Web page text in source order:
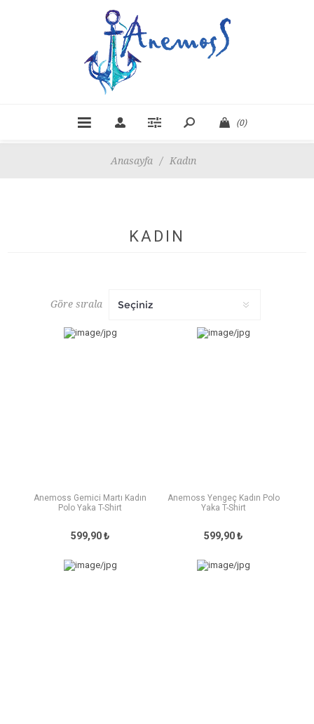
(0)
Anasayfa / Kadın
KADIN
Göre sırala
Anemoss Gemici Martı Kadın
Polo Yaka T-Shirt
599,90 ₺
Anemoss Yengeç Kadın Polo
Yaka T-Shirt
599,90 ₺